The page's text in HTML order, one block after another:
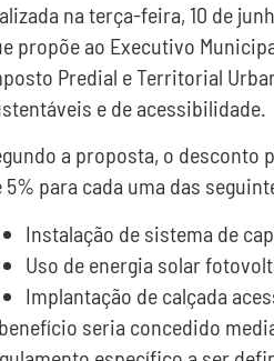
na terça-feira, 10 de
propõe ao Executivo
Predial e Territorial
e de acessibilidade.
a proposta, o desconto
5% para cada uma das
Instalação de sistema de
Uso de energia solar
Implantação de calçada
seria concedido